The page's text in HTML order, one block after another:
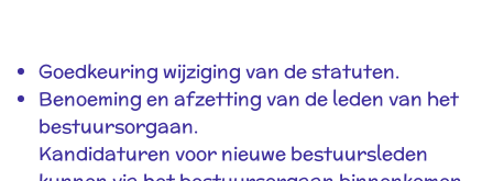
Goedkeuring wijziging van de statuten.
Benoeming en afzetting van de leden van het
bestuursorgaan.
Kandidaturen voor nieuwe bestuursleden